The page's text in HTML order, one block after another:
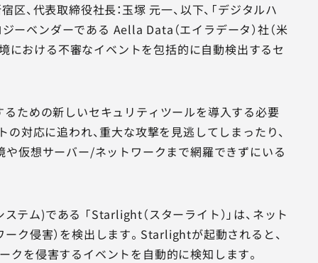
、代表取締役社長：玉塚 元一、以下、「デジタルハ
ーベンダーである Aella Data（エイラデータ）社（米
における不審なイベントを包括的に自動検出するセ
るための新しいセキュリティツールを導入する必要
対応に追われ、重大な攻撃を見逃してしまったり、
や仮想サーバー/ネットワークまで網羅できずにいる
ム)である 「Starlight（スターライト）」は、ネット
ク侵害）を検出します。Starlightが起動されると、
を侵害するイベントを自動的に検知します。